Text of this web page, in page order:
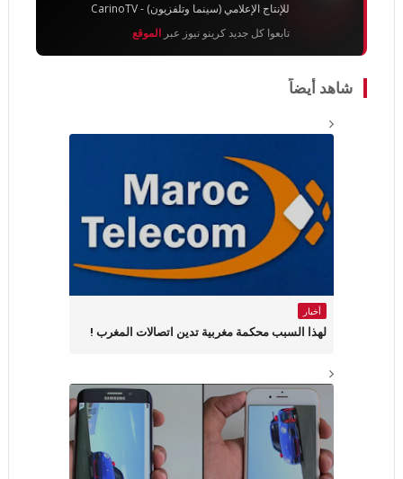
للإنتاج الإعلامي (سينما وتلفزيون) - CarinoTV
تابعوا كل جديد كرينو نيوز عبر الموقع
شاهد أيضاً
أخبار
لهذا السبب محكمة مغربية تدين اتصالات المغرب !